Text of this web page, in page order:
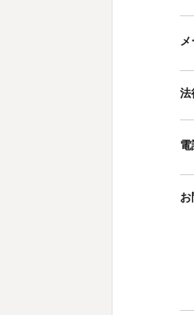
メ
法
電
お